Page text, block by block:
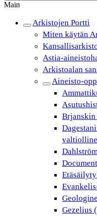
Main
Arkistojen Portti
Miten käytän
Astia-
Arkistoalan
Aineisto-
Gezelius